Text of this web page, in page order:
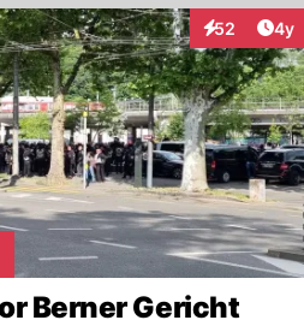
52
Interaktionen
4y
Berner Gericht